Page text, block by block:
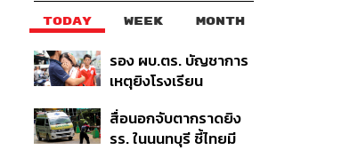
TODAY WEEK MONTH
รอง ผบ.ตร. บัญชาการ
เหตุยิงโรงเรียน
ค้นหา 2 รอบยืนยันไร้คน
ติดค้าง พบศพปู่-ย่าที่
สื่อนอกจับตากราดยิง
รร. ในนนทบุรี ชี้ไทยมี